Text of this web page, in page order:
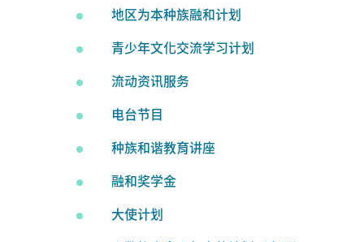
地区为本种族融和计划
青少年文化交流学习计划
流动资讯服务
电台节目
种族和谐教育讲座
融和奖学金
大使计划